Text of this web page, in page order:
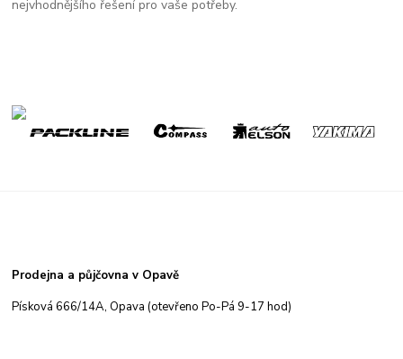
nejvhodnějšího řešení pro vaše potřeby.
Prodejna a půjčovna v Opavě
Písková 666/14A, Opava (otevřeno Po-Pá 9-17 hod)